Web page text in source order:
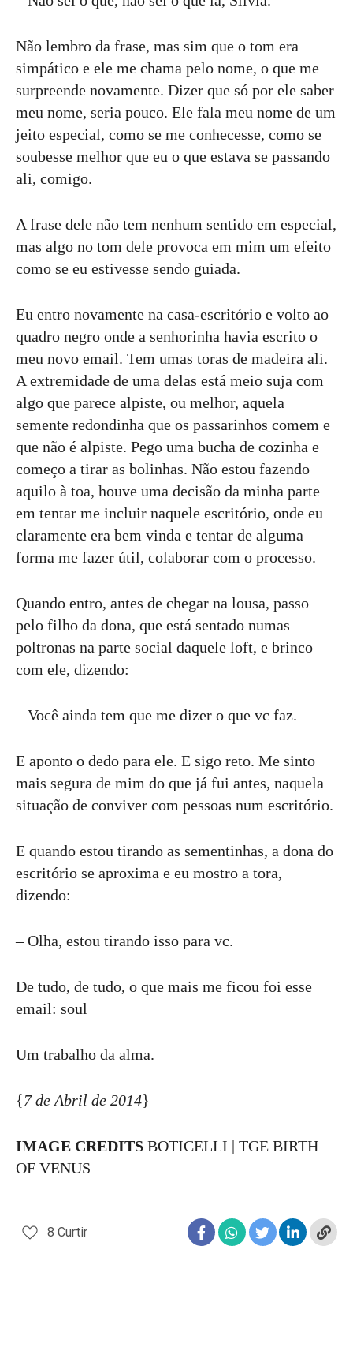
Não lembro da frase, mas sim que o tom era
simpático e ele me chama pelo nome, o que me
surpreende novamente. Dizer que só por ele saber
meu nome, seria pouco. Ele fala meu nome de um
jeito especial, como se me conhecesse, como se
soubesse melhor que eu o que estava se passando
ali, comigo.
A frase dele não tem nenhum sentido em especial,
mas algo no tom dele provoca em mim um efeito
como se eu estivesse sendo guiada.
Eu entro novamente na casa-escritório e volto ao
quadro negro onde a senhorinha havia escrito o
meu novo email. Tem umas toras de madeira ali.
A extremidade de uma delas está meio suja com
algo que parece alpiste, ou melhor, aquela
semente redondinha que os passarinhos comem e
que não é alpiste. Pego uma bucha de cozinha e
começo a tirar as bolinhas. Não estou fazendo
aquilo à toa, houve uma decisão da minha parte
em tentar me incluir naquele escritório, onde eu
claramente era bem vinda e tentar de alguma
forma me fazer útil, colaborar com o processo.
Quando entro, antes de chegar na lousa, passo
pelo filho da dona, que está sentado numas
poltronas na parte social daquele loft, e brinco
com ele, dizendo:
– Você ainda tem que me dizer o que vc faz.
E aponto o dedo para ele. E sigo reto. Me sinto
mais segura de mim do que já fui antes, naquela
situação de conviver com pessoas num escritório.
E quando estou tirando as sementinhas, a dona do
escritório se aproxima e eu mostro a tora,
dizendo:
– Olha, estou tirando isso para vc.
De tudo, de tudo, o que mais me ficou foi esse
email: soul
Um trabalho da alma.
{7 de Abril de 2014}
IMAGE CREDITS BOTICELLI | TGE BIRTH
OF VENUS
8 Curtir